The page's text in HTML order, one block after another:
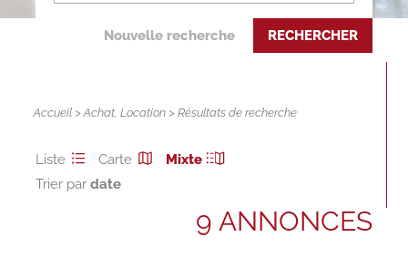
Nouvelle recherche RECHERCHER
Accueil >Achat,Location > Résultats de recherche
Liste Carte
Mixte
Trier par
9 ANNONCES